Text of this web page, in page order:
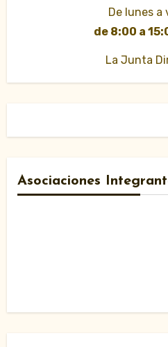
De lunes a
de 8:00 a
La Junta
Asociaciones